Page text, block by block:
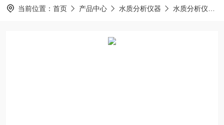
当前位置： 首页 产品中心 水质分析仪器 水质分析仪